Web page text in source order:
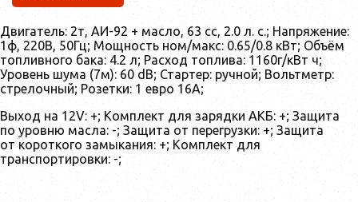
Двигатель: 2т, АИ-92 + масло, 63 сс, 2.0 л. с.; Напряжение:
1ф, 220В, 50Гц; Мощность ном/макс: 0.65/0.8 кВт; Объём
топливного бака: 4.2 л; Расход топлива: 1160г/кВт ч;
Уровень шума (7м): 60 dB; Стартер: ручной; Вольтметр:
стрелочный; Розетки: 1 евро 16А;
Выход на 12V: +; Комплект для зарядки АКБ: +; Защита
по уровню масла: -; Защита от перегрузки: +; Защита
от короткого замыкания: +; Комплект для
транспортировки: -;